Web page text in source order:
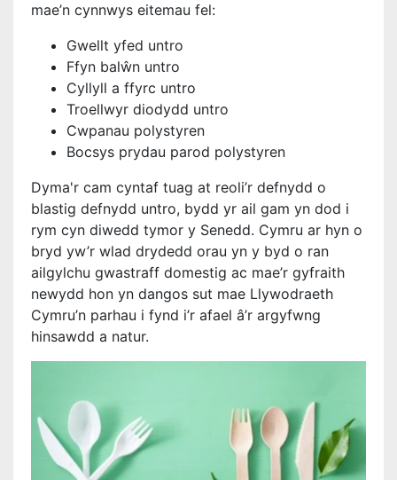
mae’n cynnwys eitemau fel:
Gwellt yfed untro
Ffyn balŵn untro
Cyllyll a ffyrc untro
Troellwyr diodydd untro
Cwpanau polystyren
Bocsys prydau parod polystyren
Dyma'r cam cyntaf tuag at reoli’r defnydd o
blastig defnydd untro, bydd yr ail gam yn dod i
rym cyn diwedd tymor y Senedd. Cymru ar hyn o
bryd yw’r wlad drydedd orau yn y byd o ran
ailgylchu gwastraff domestig ac mae’r gyfraith
newydd hon yn dangos sut mae Llywodraeth
Cymru’n parhau i fynd i’r afael â’r argyfwng
hinsawdd a natur.